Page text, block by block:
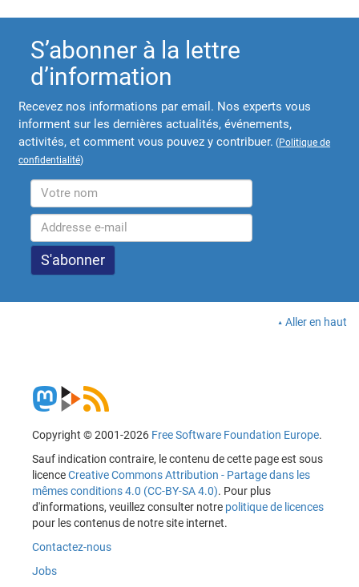
S’abonner à la lettre
d’information
Recevez nos informations par email. Nos experts vous
informent sur les dernières actualités, événements,
activités, et comment vous pouvez y contribuer. (Politique de
confidentialité)
Aller en haut
Copyright © 2001-2026 Free Software Foundation Europe.
Sauf indication contraire, le contenu de cette page est sous
licenceCreative Commons Attribution - Partage dans les
mêmes conditions 4.0 (CC-BY-SA 4.0). Pour plus
d'informations, veuillez consulter notre politique de licences
pour les contenus de notre site internet.
Contactez-nous
Jobs